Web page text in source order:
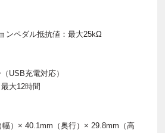
ンペダル抵抗値：最大25kΩ
USB充電対応）
大12時間
）× 40.1mm（奥行）× 29.8mm（高